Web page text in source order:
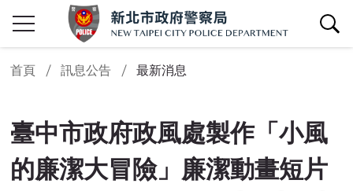
查詢區開關
首頁 訊息公告 最新消息
臺中市政府政風處製作「小風
的廉潔大冒險」廉潔動畫短片